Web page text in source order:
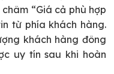
“Giá cả phù hợp
từ phía khách hàng.
khách hàng đông
uy tín sau khi hoàn